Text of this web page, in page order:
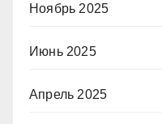
Ноябрь 2025
Июнь 2025
Апрель 2025